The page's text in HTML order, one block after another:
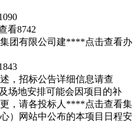
看8742
集团有限公司建****点击查看办
，招标公告详细信息请查
场地安排可能会因项目的补
，请各投标人****点击查看集
）网站中公布的本项目日程安